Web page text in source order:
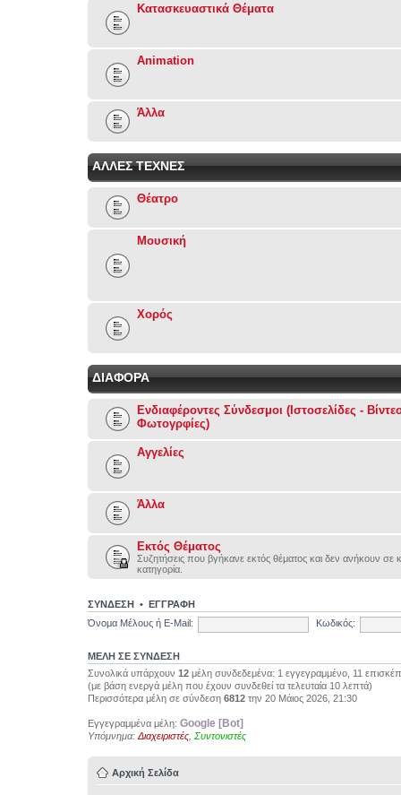
Κατασκευαστικά Θέματα
Animation
Άλλα
ΑΛΛΕΣ ΤΕΧΝΕΣ
Θέατρο
Μουσική
Χορός
ΔΙΑΦΟΡΑ
Ενδιαφέροντες Σύνδεσμοι (Ιστοσελίδες -
Φωτογρφίες)
Αγγελίες
Άλλα
Εκτός Θέματος
Συζητήσεις που βγήκανε εκτός θέματος και δεν ανήκουν σε
κατηγορία.
ΣΥΝΔΕΣΗ • ΕΓΓΡΑΦΗ
Όνομα Μέλους ή E-Mail:
Κωδικός:
ΜΕΛΗ ΣΕ ΣΥΝΔΕΣΗ
Συνολικά υπάρχουν 12 μέλη συνδεδεμένα: 1 εγγεγραμμένο, 11
(με βάση ενεργά μέλη που έχουν συνδεθεί τα τελευταία 10 λεπτά)
Περισσότερα μέλη σε σύνδεση 6812 την 20 Μάιος 2026, 21:30
Εγγεγραμμένα μέλη: Google [Bot]
Υπόμνημα: Διαχειριστές Συντονιστές
Αρχική Σελίδα